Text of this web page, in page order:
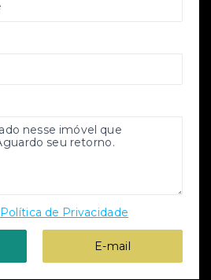
Política de Privacidade
E-mail